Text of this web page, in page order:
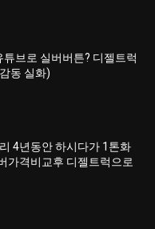
브로 실버버튼? 디젤트럭
동 실화)
4년동안 하시다가 1톤화
가격비교후 디젤트럭으로